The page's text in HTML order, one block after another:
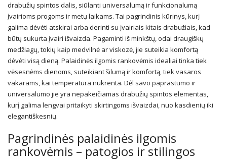
drabužių spintos dalis, siūlanti universalumą ir funkcionalumą
įvairioms progoms ir metų laikams. Tai pagrindinis kūrinys, kurį
galima dėvėti atskirai arba derinti su įvairiais kitais drabužiais, kad
būtų sukurta įvairi išvaizda. Pagaminti iš minkštų, odai draugiškų
medžiagų, tokių kaip medvilnė ar viskozė, jie suteikia komfortą
dėvėti visą dieną. Palaidinės ilgomis rankovėmis idealiai tinka tiek
vėsesnėms dienoms, suteikiant šilumą ir komfortą, tiek vasaros
vakarams, kai temperatūra nukrenta. Dėl savo paprastumo ir
universalumo jie yra nepakeičiamas drabužių spintos elementas,
kurį galima lengvai pritaikyti skirtingoms išvaizdai, nuo kasdienių iki
elegantiškesnių.
Pagrindinės palaidinės ilgomis
rankovėmis – patogios ir stilingos